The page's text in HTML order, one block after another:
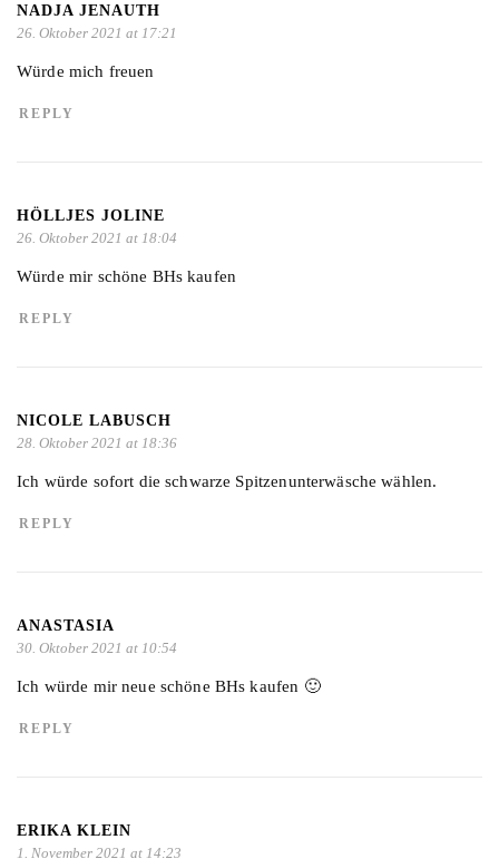
NADJA JENAUTH
26. Oktober 2021 at 17:21
Würde mich freuen
REPLY
HÖLLJES JOLINE
26. Oktober 2021 at 18:04
Würde mir schöne BHs kaufen
REPLY
NICOLE LABUSCH
28. Oktober 2021 at 18:36
Ich würde sofort die schwarze Spitzenunterwäsche wählen.
REPLY
ANASTASIA
30. Oktober 2021 at 10:54
Ich würde mir neue schöne BHs kaufen 🙂
REPLY
ERIKA KLEIN
1. November 2021 at 14:23